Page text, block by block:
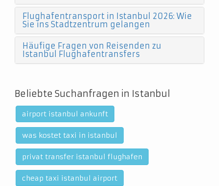
Flughafentransport in Istanbul 2026: Wie
Sie ins Stadtzentrum gelangen
Häufige Fragen von Reisenden zu
Istanbul Flughafentransfers
Beliebte Suchanfragen in Istanbul
airport istanbul ankunft
was kostet taxi in istanbul
privat transfer istanbul flughafen
cheap taxi istanbul airport